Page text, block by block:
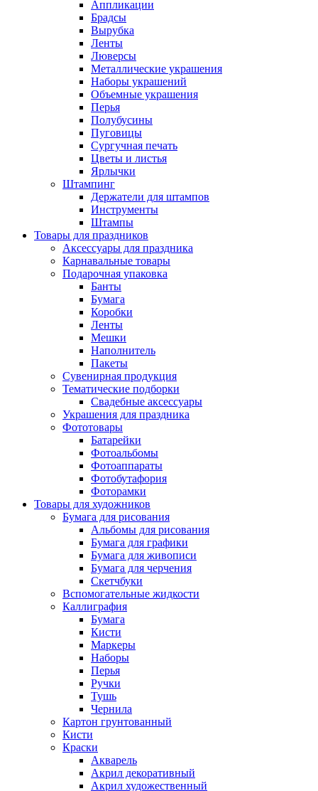
Аппликации
Брадсы
Вырубка
Ленты
Люверсы
Металлические украшения
Наборы украшений
Объемные украшения
Перья
Полубусины
Пуговицы
Сургучная печать
Цветы и листья
Ярлычки
Штампинг
Держатели для штампов
Инструменты
Штампы
Товары для праздников
Аксессуары для праздника
Карнавальные товары
Подарочная упаковка
Банты
Бумага
Коробки
Ленты
Мешки
Наполнитель
Пакеты
Сувенирная продукция
Тематические подборки
Свадебные аксессуары
Украшения для праздника
Фототовары
Батарейки
Фотоальбомы
Фотоаппараты
Фотобутафория
Фоторамки
Товары для художников
Бумага для рисования
Альбомы для рисования
Бумага для графики
Бумага для живописи
Бумага для черчения
Скетчбуки
Вспомогательные жидкости
Каллиграфия
Бумага
Кисти
Маркеры
Наборы
Перья
Ручки
Тушь
Чернила
Картон грунтованный
Кисти
Краски
Акварель
Акрил декоративный
Акрил художественный